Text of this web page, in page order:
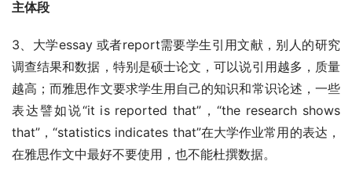
主体段
3、大学essay 或者report需要学生引用文献，别人的研究
调查结果和数据，特别是硕士论文，可以说引用越多，质量
越高；而雅思作文要求学生用自己的知识和常识论述，一些
表达譬如说“it is reported that”，“the research shows
that”，“statistics indicates that”在大学作业常用的表达，
在雅思作文中最好不要使用，也不能杜撰数据。